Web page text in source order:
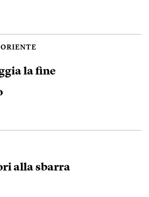
la fine
alla sbarra